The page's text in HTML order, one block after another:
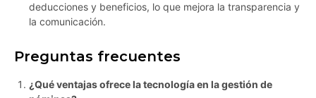
deducciones y beneficios, lo que mejora la transparencia y
la comunicación.
Preguntas frecuentes
¿Qué ventajas ofrece la tecnología en la gestión de